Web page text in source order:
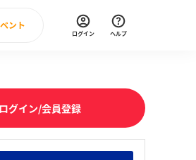
ント
直近のイベント一覧
ログイン ヘルプ
ログイン/会員登録